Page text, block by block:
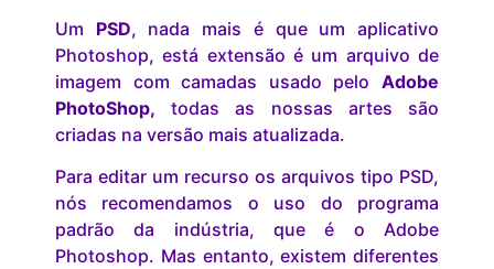
Um PSD, nada mais é que um aplicativo
Photoshop, está extensão é um arquivo de
imagem com camadas usado pelo Adobe
PhotoShop, todas as nossas artes são
criadas na versão mais atualizada.
Para editar um recurso os arquivos tipo PSD,
nós recomendamos o uso do programa
padrão da indústria, que é o Adobe
Photoshop. Mas entanto, existem diferentes